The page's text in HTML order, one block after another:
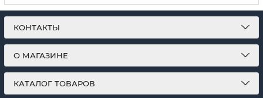
КОНТАКТЫ
О МАГАЗИНЕ
КАТАЛОГ ТОВАРОВ